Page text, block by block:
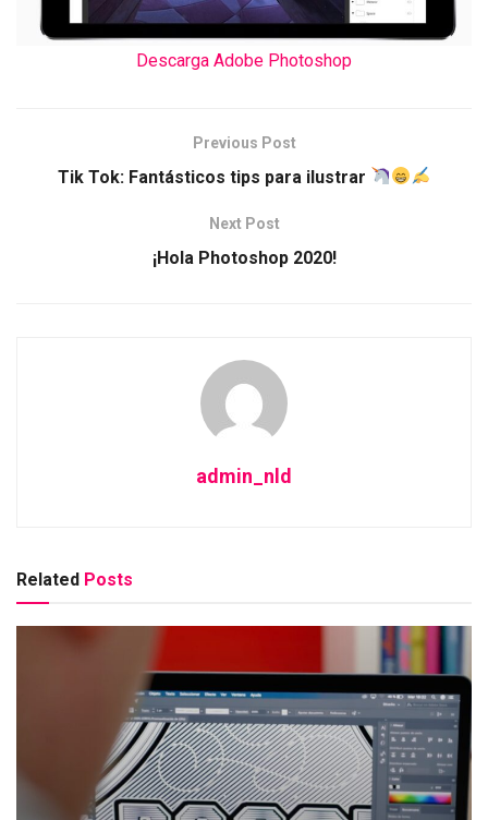
Descarga Adobe Photoshop
Previous Post
Tik Tok: Fantásticos tips para ilustrar
Next Post
¡Hola Photoshop 2020!
admin_nld
Related Posts